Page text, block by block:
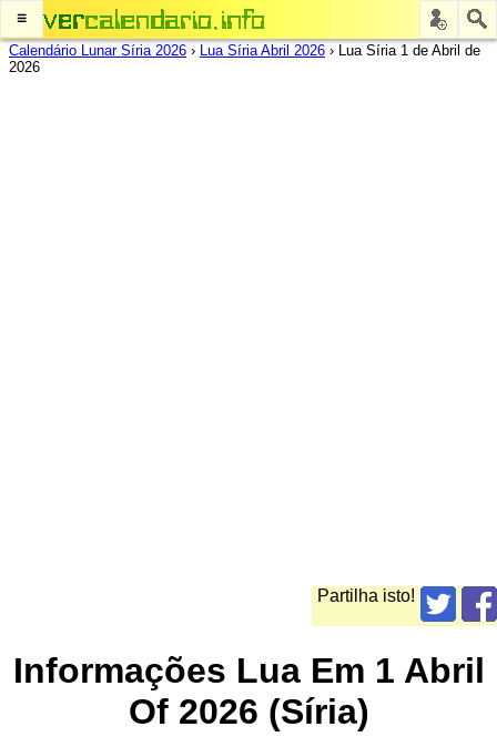
≡
Calendário Lunar Síria 2026 › Lua Síria Abril 2026 › Lua Síria 1 de Abril de
2026
Partilha isto!
Informações Lua Em 1 Abril
Of 2026 (Síria)